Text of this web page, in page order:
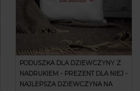
PODUSZKA DLA DZIEWCZYNY Z
NADRUKIEM - PREZENT DLA NIEJ -
NAJLEPSZA DZIEWCZYNA NA